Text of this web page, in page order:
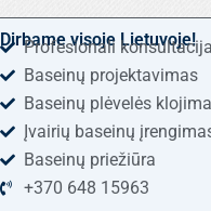
Dirbame visoje Lietuvoje!
Profesionali konsultacija
Baseinų projektavimas
Baseinų plėvelės
Įvairių baseinų
Baseinų priežiūra
+370 648 15963